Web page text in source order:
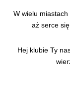
W wielu
aż serce
Hej klubie Ty